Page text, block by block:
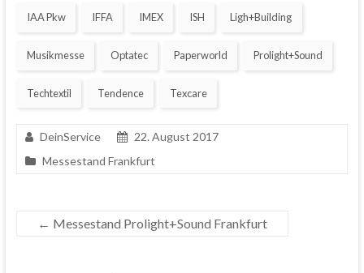
IAA Pkw IFFA IMEX ISH Ligh+Building
Musikmesse Optatec Paperworld Prolight+Sound
Techtextil Tendence Texcare
DeinService
22. August 2017
Messestand Frankfurt
← Messestand Prolight+Sound Frankfurt